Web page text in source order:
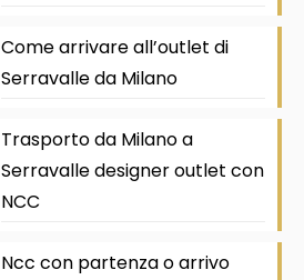
Come arrivare all’outlet di
Serravalle da Milano
Trasporto da Milano a
Serravalle designer outlet con
NCC
Ncc con partenza o arrivo